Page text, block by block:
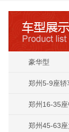
豪华型
郑州5-9座轿
郑州16-35
郑州45-63